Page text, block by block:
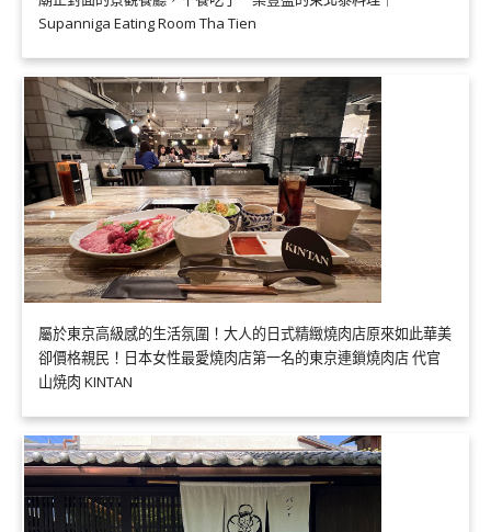
Supanniga Eating Room Tha Tien
屬於東京高級感的生活氛圍！大人的日式精緻燒肉店原來如此華美
卻價格親民！日本女性最愛燒肉店第一名的東京連鎖燒肉店 代官
山焼肉 KINTAN